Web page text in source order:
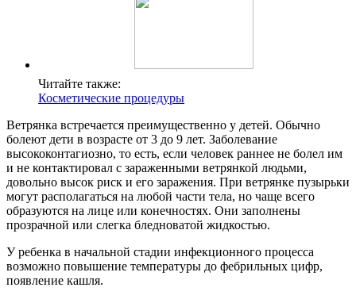
Читайте также:
Косметические процедуры
Ветрянка встречается преимущественно у детей. Обычно
болеют дети в возрасте от 3 до 9 лет. Заболевание
высококонтагиозно, то есть, если человек раннее не болел им
и не контактировал с зараженными ветрянкой людьми,
довольно высок риск и его заражения. При ветрянке пузырьки
могут располагаться на любой части тела, но чаще всего
образуются на лице или конечностях. Они заполнены
прозрачной или слегка бледноватой жидкостью.
У ребенка в начальной стадии инфекционного процесса
возможно повышение температуры до фебрильных цифр,
появление кашля.